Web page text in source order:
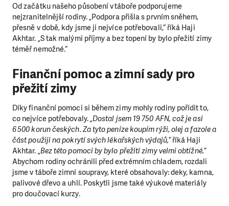
Od začátku našeho působení v táboře podporujeme
nejzranitelnější rodiny. „Podpora přišla s prvním sněhem,
přesně v době, kdy jsme ji nejvíce potřebovali,“ říká Haji
Akhtar. „S tak malými příjmy a bez topení by bylo přežití zimy
téměř nemožné.“
Finanční pomoc a zimní sady pro
přežití zimy
Díky finanční pomoci si během zimy mohly rodiny pořídit to,
co nejvíce potřebovaly.„Dostal jsem 19 750 AFN, což je asi
6 500 korun českých. Za tyto peníze koupím rýži, olej a fazole a
část použiji na pokrytí svých lékařských výdajů,“říká Haji
Akhtar. „Bez této pomoci by bylo přežití zimy velmi obtížné.“
Abychom rodiny ochránili před extrémním chladem, rozdali
jsme v táboře zimní soupravy, které obsahovaly: deky, kamna,
palivové dřevo a uhlí. Poskytli jsme také výukové materiály
pro doučovací kurzy.